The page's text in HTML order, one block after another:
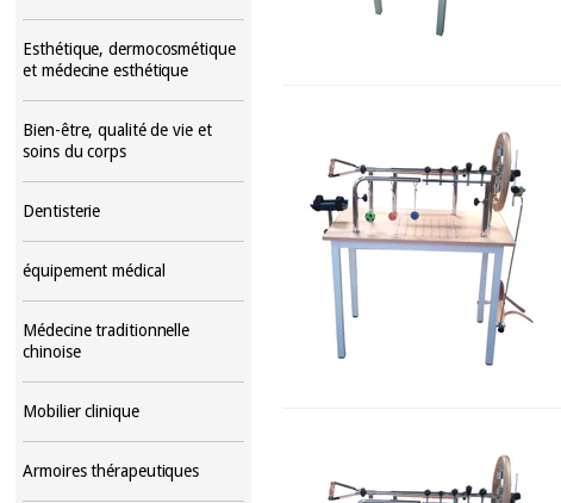
Esthétique, dermocosmétique
et médecine esthétique
Bien-être, qualité de vie et
soins du corps
Dentisterie
équipement médical
Médecine traditionnelle
chinoise
Mobilier clinique
Armoires thérapeutiques